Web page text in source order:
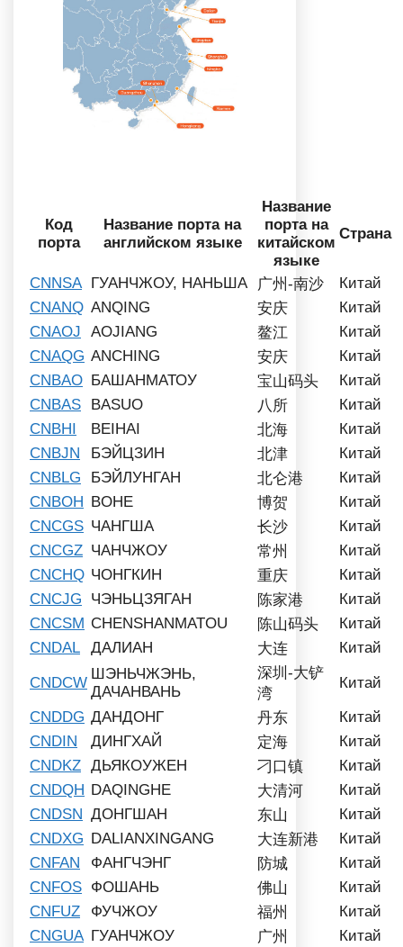
Код
порта
Название порта на
английском языке
Название
порта на
китайском
языке
Страна
CNNSA ГУАНЧЖОУ, НАНЬША 广州-南沙
Китай
CNANQ ANQING 安庆
Китай
CNAOJ
AOJIANG 鳌江
Китай
CNAQG ANCHING 安庆
Китай
CNBAO
БАШАНМАТОУ 宝山码头
Китай
CNBAS
BASUO 八所
Китай
CNBHI
BEIHAI 北海
Китай
CNBJN
БЭЙЦЗИН 北津
Китай
CNBLG
БЭЙЛУНГАН 北仑港
Китай
CNBOH
BOHE 博贺
Китай
CNCGS ЧАНГША 长沙
Китай
CNCGZ ЧАНЧЖОУ 常州
Китай
CNCHQ ЧОНГКИН 重庆
Китай
CNCJG
ЧЭНЬЦЗЯГАН 陈家港
Китай
CNCSM CHENSHANMATOU 陈山码头
Китай
CNDAL
ДАЛИАН 大连 Китай
CNDCW
ШЭНЬЧЖЭНЬ,
ДАЧАНВАНЬ
深圳-大铲
湾
Китай
CNDDG ДАНДОНГ 丹东
Китай
CNDIN
ДИНГХАЙ 定海
Китай
CNDKZ ДЬЯКОУЖЕН 刁口镇
Китай
CNDQH
DAQINGHE 大清河
Китай
CNDSN ДОНГШАН 东山
Китай
CNDXG
DALIANXINGANG 大连新港
Китай
CNFAN
ФАНГЧЭНГ 防城
Китай
CNFOS ФОШАНЬ 佛山
Китай
CNFUZ
ФУЧЖОУ 福州
Китай
CNGUA ГУАНЧЖОУ 广州
Китай